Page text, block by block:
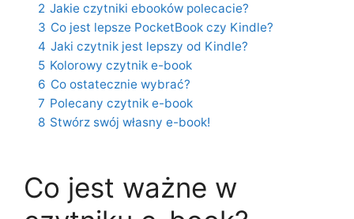
2 Jakie czytniki ebooków polecacie?
3 Co jest lepsze PocketBook czy Kindle?
4 Jaki czytnik jest lepszy od Kindle?
5 Kolorowy czytnik e-book
6 Co ostatecznie wybrać?
7 Polecany czytnik e-book
8 Stwórz swój własny e-book!
Co jest ważne w